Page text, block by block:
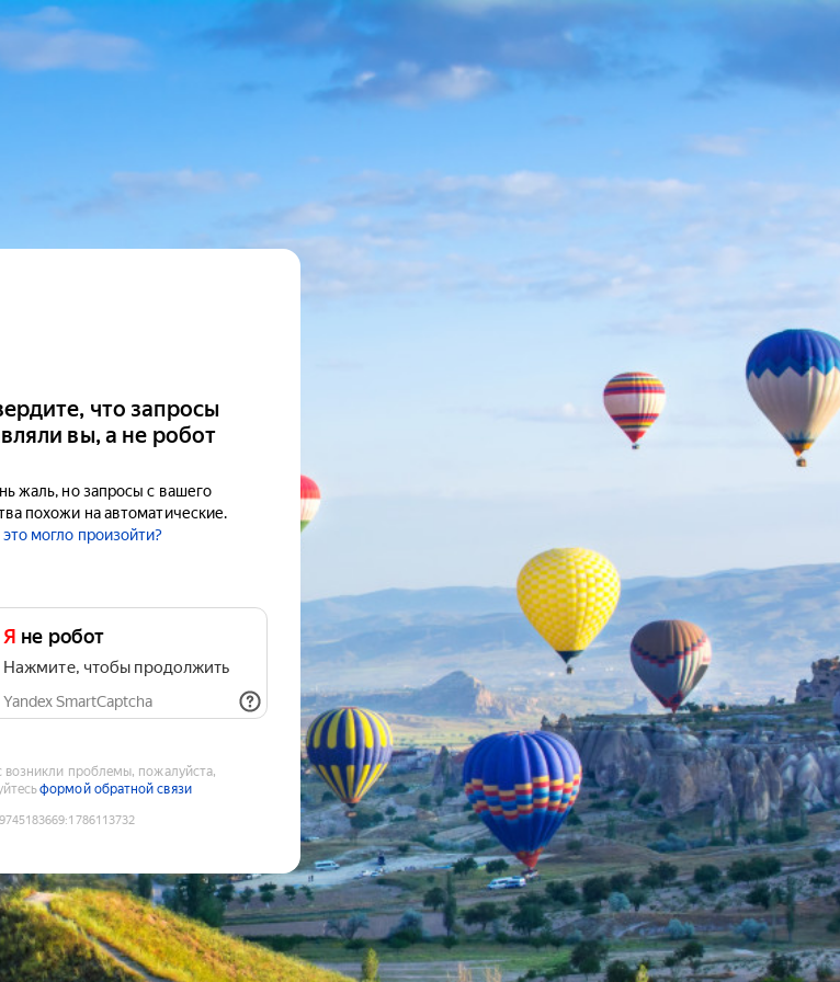
что запросы
вы, а не робот
жаль, но запросы с вашего
похожи на автоматические.
могло произойти?
Я не робот
Нажмите, чтобы продолжить
Yandex SmartCaptcha
возникли проблемы, пожалуйста,
формой обратной связи
:1786113732